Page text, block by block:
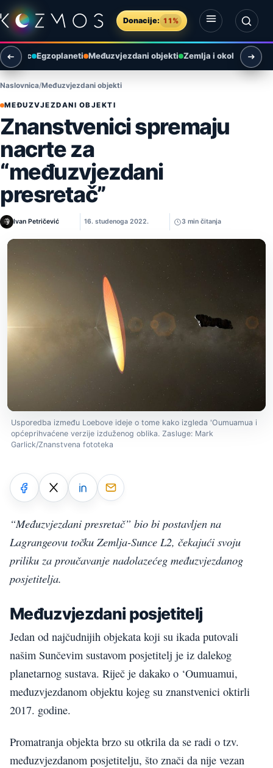
Preskoči na sadržaj
Donacije: 11%
Otvori izbornik
Otvori pretragu
Mjesec Egzoplaneti Međuzvjezdani objekti Zemlja i okoliš
Naslovnica Međuzvjezdani objekti
MEĐUZVJEZDANI OBJEKTI
Znanstvenici spremaju
nacrte za
“međuzvjezdani
presretač”
Ivan Petričević 16. studenoga 2022. 3 min čitanja
Usporedba između Loebove ideje o tome kako izgleda 'Oumuamua i
općeprihvaćene verzije izduženog oblika. Zasluge: Mark
Garlick/Znanstvena fototeka
“Međuzvjezdani presretač” bio bi postavljen na
Lagrangeovu točku Zemlja-Sunce L2, čekajući svoju
priliku za proučavanje nadolazećeg međuzvjezdanog
posjetitelja.
Međuzvjezdani posjetitelj
Jedan od najčudnijih objekata koji su ikada putovali
našim Sunčevim sustavom posjetitelj je iz dalekog
planetarnog sustava. Riječ je dakako o ‘Oumuamui,
međuzvjezdanom objektu kojeg su znanstvenici oktirli
2017. godine.
Promatranja objekta brzo su otkrila da se radi o tzv.
međuzvjezdanom posjetitelju, što znači da nije vezan